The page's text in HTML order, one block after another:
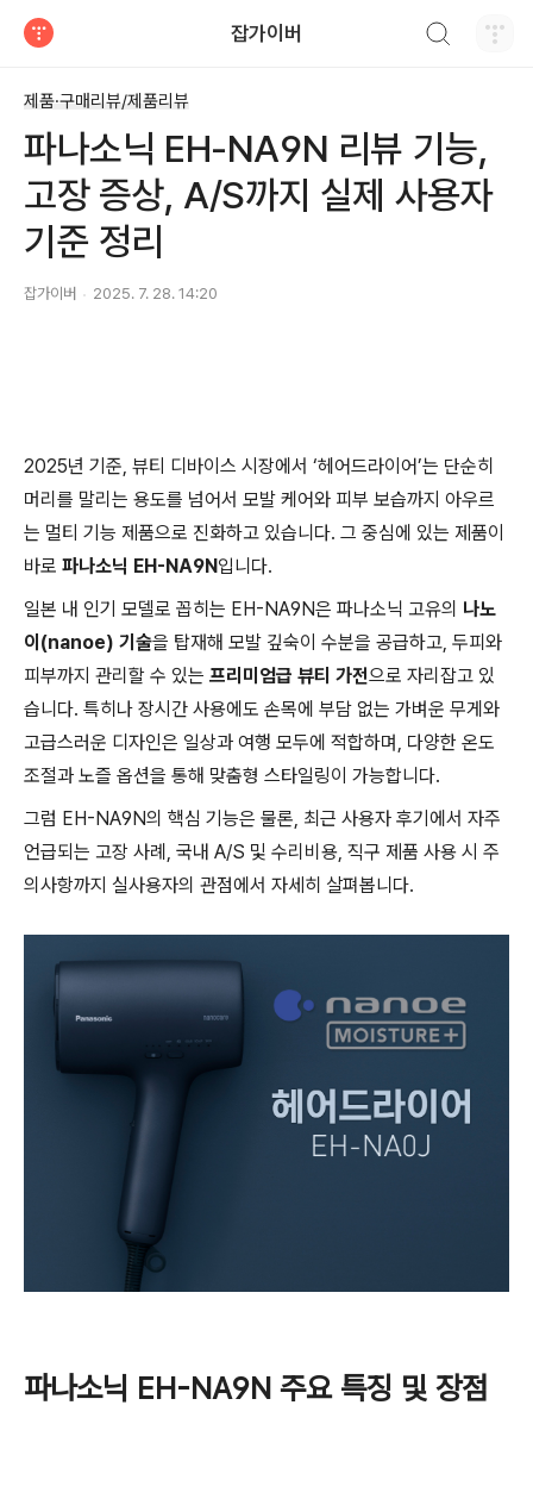
잡가이버
제품·구매리뷰/제품리뷰
파나소닉 EH-NA9N 리뷰 기능,
고장 증상, A/S까지 실제 사용자
기준 정리
잡가이버 2025. 7. 28. 14:20
2025년 기준, 뷰티 디바이스 시장에서 ‘헤어드라이어’는 단순히
머리를 말리는 용도를 넘어서 모발 케어와 피부 보습까지 아우르
는 멀티 기능 제품으로 진화하고 있습니다. 그 중심에 있는 제품이
바로 파나소닉 EH-NA9N입니다.
일본 내 인기 모델로 꼽히는 EH-NA9N은 파나소닉 고유의 나노
이(nanoe) 기술을 탑재해 모발 깊숙이 수분을 공급하고, 두피와
피부까지 관리할 수 있는 프리미엄급 뷰티 가전으로 자리잡고 있
습니다. 특히나 장시간 사용에도 손목에 부담 없는 가벼운 무게와
고급스러운 디자인은 일상과 여행 모두에 적합하며, 다양한 온도
조절과 노즐 옵션을 통해 맞춤형 스타일링이 가능합니다.
그럼 EH-NA9N의 핵심 기능은 물론, 최근 사용자 후기에서 자주
언급되는 고장 사례, 국내 A/S 및 수리비용, 직구 제품 사용 시 주
의사항까지 실사용자의 관점에서 자세히 살펴봅니다.
파나소닉 EH-NA9N 주요 특징 및 장점